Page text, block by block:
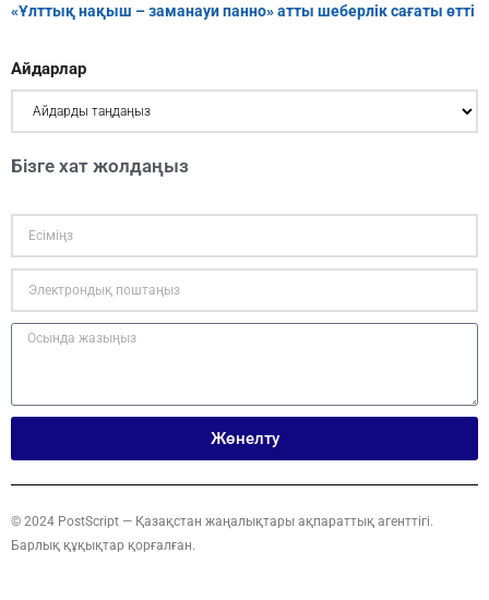
«Ұлттық нақыш – заманауи панно» атты шеберлік сағаты өтті
Айдарлар
Бізге хат жолдаңыз
Жөнелту
© 2024 PostScript — Қазақстан жаңалықтары ақпараттық агенттігі.
Барлық құқықтар қорғалған.